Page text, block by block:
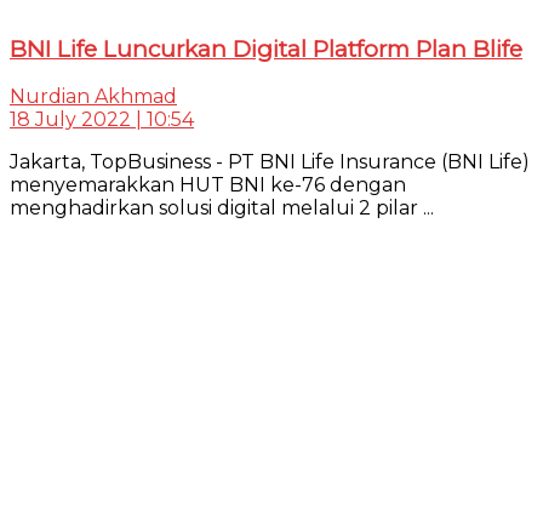
BNI Life Luncurkan Digital Platform Plan Blife
Nurdian Akhmad
18 July 2022 | 10:54
Jakarta, TopBusiness - PT BNI Life Insurance (BNI Life)
menyemarakkan HUT BNI ke-76 dengan
menghadirkan solusi digital melalui 2 pilar ...